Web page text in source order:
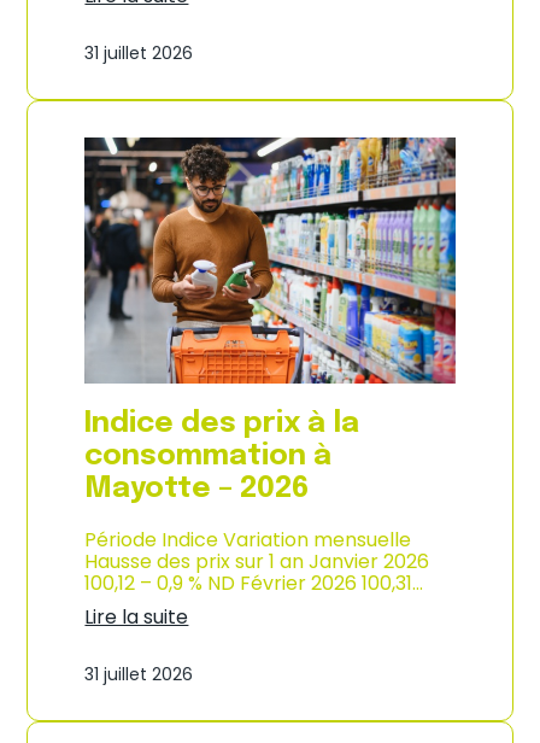
m
p
r
t
a
t
i
o
n
d
e
l
’
i
n
d
u
s
t
r
i
–
2
0
6
n
i
e
d
e
s
r
i
x
à
l
a
c
o
n
s
o
m
a
t
i
n
n
M
31 juillet 2026
Indice des prix à la
consommation à
Mayotte – 2026
Période Indice Variation mensuelle
Hausse des prix sur 1 an Janvier 2026
100,12 – 0,9 % ND Février 2026 100,31…
Lire la suite
n
i
31 juillet 2026